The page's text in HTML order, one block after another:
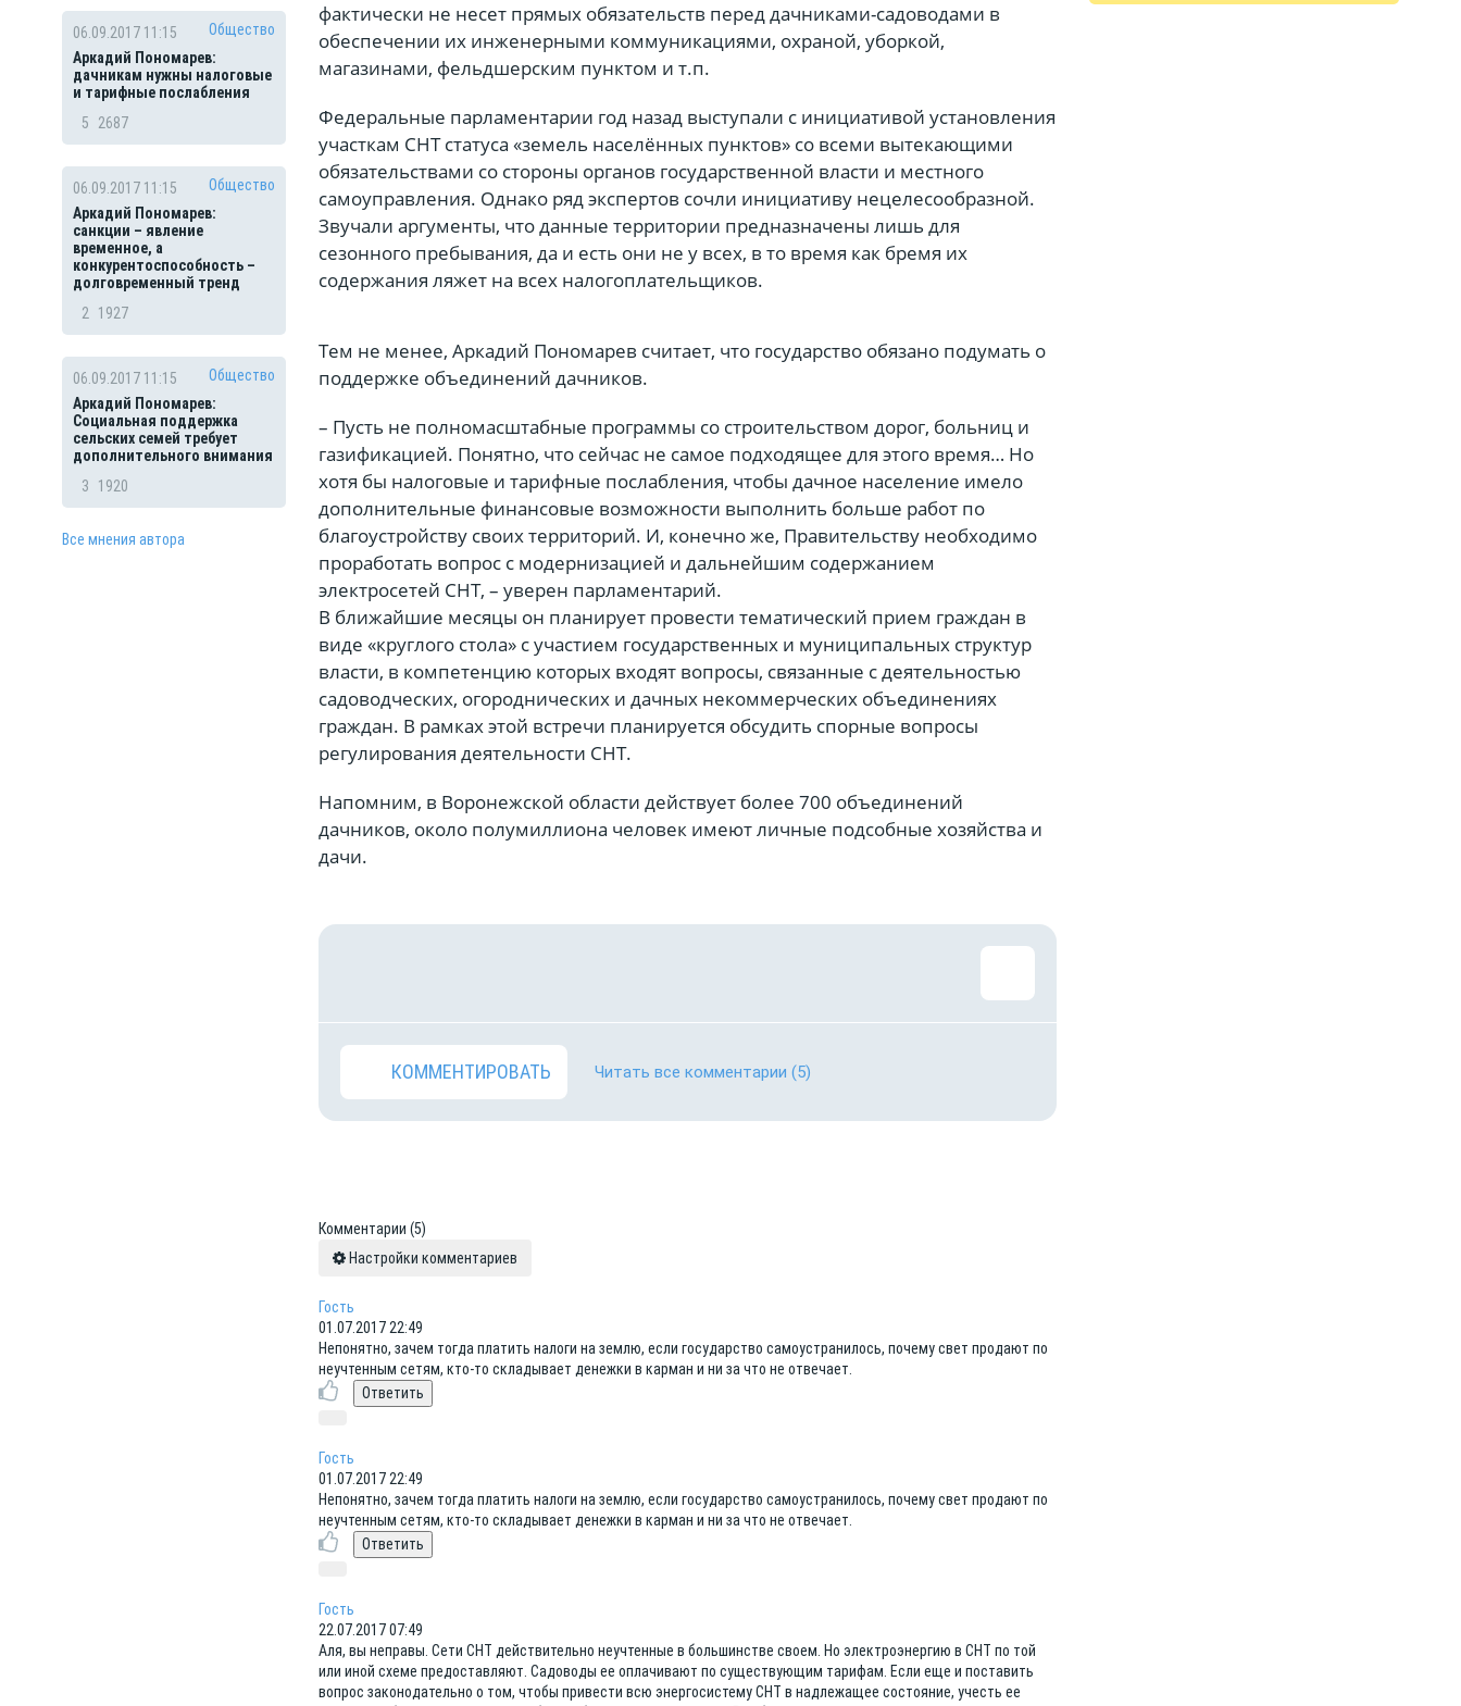
06.09.2017 11:15
Общество
Аркадий Пономарев:
дачникам нужны налоговые
и тарифные послабления
5
2687
06.09.2017 11:15
Общество
Аркадий Пономарев:
санкции – явление
временное, а
конкурентоспособность –
долговременный тренд
2 1927
06.09.2017 11:15
Общество
Аркадий Пономарев:
Социальная поддержка
сельских семей требует
дополнительного внимания
3
1920
Все мнения автора
фактически не несет прямых обязательств перед дачниками-садоводами в
обеспечении их инженерными коммуникациями, охраной, уборкой,
магазинами, фельдшерским пунктом и т.п.
Федеральные парламентарии год назад выступали с инициативой установления
участкам СНТ статуса «земель населённых пунктов» со всеми вытекающими
обязательствами со стороны органов государственной власти и местного
самоуправления. Однако ряд экспертов сочли инициативу нецелесообразной.
Звучали аргументы, что данные территории предназначены лишь для
сезонного пребывания, да и есть они не у всех, в то время как бремя их
содержания ляжет на всех налогоплательщиков.
Тем не менее, Аркадий Пономарев считает, что государство обязано подумать о
поддержке объединений дачников.
– Пусть не полномасштабные программы со строительством дорог, больниц и
газификацией. Понятно, что сейчас не самое подходящее для этого время… Но
хотя бы налоговые и тарифные послабления, чтобы дачное население имело
дополнительные финансовые возможности выполнить больше работ по
благоустройству своих территорий. И, конечно же, Правительству необходимо
проработать вопрос с модернизацией и дальнейшим содержанием
электросетей СНТ, – уверен парламентарий.
В ближайшие месяцы он планирует провести тематический прием граждан в
виде «круглого стола» с участием государственных и муниципальных структур
власти, в компетенцию которых входят вопросы, связанные с деятельностью
садоводческих, огороднических и дачных некоммерческих объединениях
граждан. В рамках этой встречи планируется обсудить спорные вопросы
регулирования деятельности СНТ.
Напомним, в Воронежской области действует более 700 объединений
дачников, около полумиллиона человек имеют личные подсобные хозяйства и
дачи.
КОММЕНТИРОВАТЬ Читать все комментарии (5)
Комментарии(5)
Настройки комментариев
Гость
01.07.2017 22:49
Непонятно, зачем тогда платить налоги на землю, если государство самоустранилось, почему свет продают по
неучтенным сетям, кто-то складывает денежки в карман и ни за что не отвечает.
Гость
01.07.2017 22:49
Непонятно, зачем тогда платить налоги на землю, если государство самоустранилось, почему свет продают по
неучтенным сетям, кто-то складывает денежки в карман и ни за что не отвечает.
Гость
22.07.2017 07:49
Аля, вы неправы. Сети СНТ действительно неучтенные в большинстве своем. Но электроэнергию в СНТ по той
или иной схеме предоставляют. Садоводы ее оплачивают по существующим тарифам. Если еще и поставить
вопрос законодательно о том, чтобы привести всю энергосистему СНТ в надлежащее состояние, учесть ее